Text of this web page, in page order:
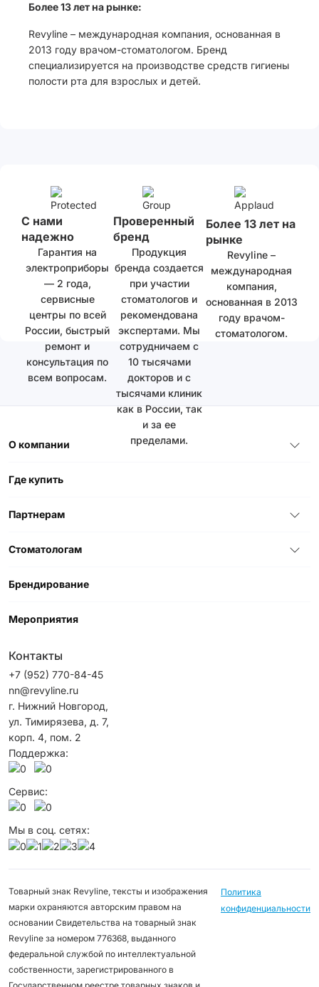
Более 13 лет на рынке:
Revyline – международная компания, основанная в
2013 году врачом-стоматологом. Бренд
специализируется на производстве средств гигиены
полости рта для взрослых и детей.
С нами
надежно
Гарантия на
электроприборы
— 2 года,
сервисные
центры по всей
России, быстрый
ремонт и
консультация по
всем вопросам.
Проверенный
бренд
Продукция
бренда создается
при участии
стоматологов и
рекомендована
экспертами. Мы
сотрудничаем с
10 тысячами
докторов и с
тысячами клиник
как в России, так
и за ее
пределами.
Более 13 лет на
рынке
Revyline –
международная
компания,
основанная в 2013
году врачом-
стоматологом.
О компании
Где купить
Партнерам
Стоматологам
Брендирование
Мероприятия
Контакты
+7 (952) 770-84-45
nn@revyline.ru
г. Нижний Новгород,
ул. Тимирязева, д. 7,
корп. 4, пом. 2
Поддержка:
Сервис:
Мы в соц. сетях:
Товарный знак Revyline, тексты и изображения
марки охраняются авторским правом на
основании Свидетельства на товарный знак
Revyline за номером 776368, выданного
федеральной службой по интеллектуальной
собственности, зарегистрированного в
Политика
конфиденциальности